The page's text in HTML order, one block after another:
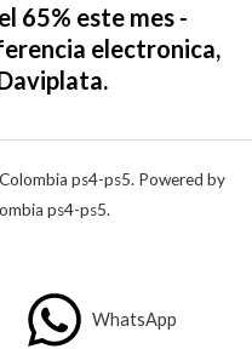
65% este mes -
electronica,
ps4-ps5. Powered by
ps4-ps5.
WhatsApp